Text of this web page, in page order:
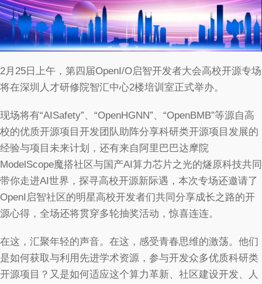
2月25日上午，第四届OpenI/O启智开发者大会高校开源专场
将在深圳人才研修院智汇中心2楼培训室正式举办。
现场将有“AISafety”、“OpenHGNN”、“OpenBMB”等源自高
校的优质开源项目开发团队助阵分享科研类开源项目发展的
经验与项目未来计划，还有来自阿里巴巴达摩院
ModelScope魔搭社区与国产AI算力芯片之光的燧原科技共同
带你走进AI世界，探寻高校开源新际遇，本次专场还邀请了
OpenI启智社区的明星高校开发者们共同分享成长之路的开
源心得，全场还将贯穿多轮抽奖活动，惊喜连连。
在这，汇聚年轻的声音。在这，感受青春思维的激荡。他们
是如何获取与利用先进学术资源，参与开发众多优质科研类
开源项目？又是如何适应这个算力革新、社区建设开发、人